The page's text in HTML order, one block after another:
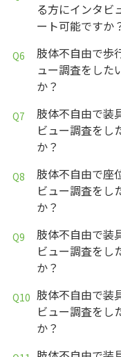
る方にインタビ
ート可能ですか
肢体不自由で歩
ュー調査をした
か？
肢体不自由で装
ビュー調査をし
か？
肢体不自由で座
ビュー調査をし
か？
肢体不自由で装
ビュー調査をし
か？
肢体不自由で装
ビュー調査をし
か？